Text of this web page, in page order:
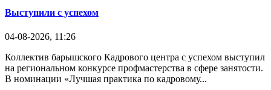
Выступили с успехом
04-08-2026, 11:26
Коллектив барышского Кадрового центра с успехом выступил
на региональном конкурсе профмастерства в сфере занятости.
В номинации «Лучшая практика по кадровому...